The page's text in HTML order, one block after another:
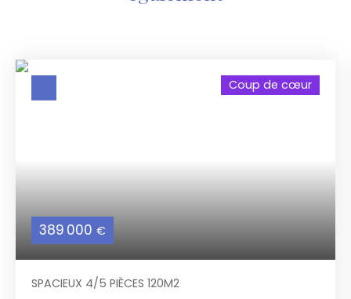
389 000 €
Coup de cœur
SPACIEUX 4/5 PIÈCES 120M2